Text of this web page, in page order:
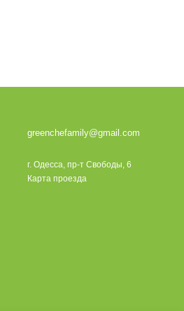
greenchefamily@gmail.com
г. Одесса, пр-т Свободы, 6
Карта проезда